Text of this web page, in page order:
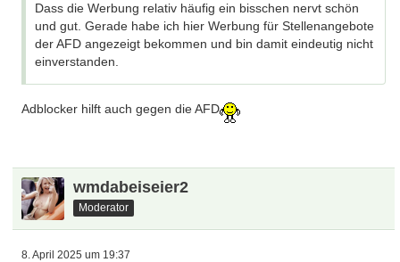
Dass die Werbung relativ häufig ein bisschen nervt schön
und gut. Gerade habe ich hier Werbung für Stellenangebote
der AFD angezeigt bekommen und bin damit eindeutig nicht
einverstanden.
Adblocker hilft auch gegen die AFD
wmdabeiseier2
Moderator
8. April 2025 um 19:37